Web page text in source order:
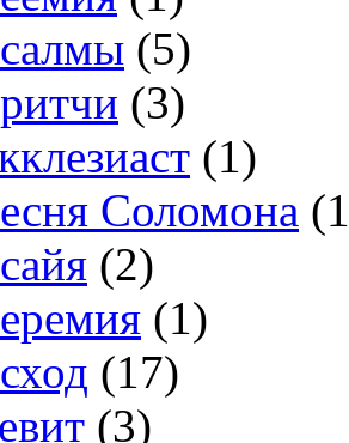
(5)
(3)
(1)
Соломона
(2)
(1)
(17)
(3)